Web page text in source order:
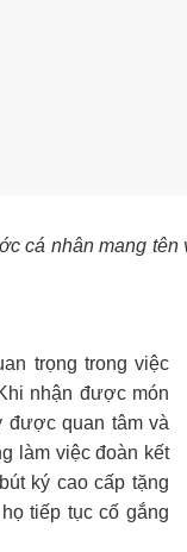
cá nhân mang
trọng trong việc
nhận được món
được quan tâm và
làm việc đoàn kết
ký cao cấp tặng
tiếp tục cố gắng